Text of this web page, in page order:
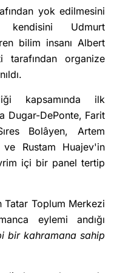
yok edilmesini
kendisini Udmurt
bilim insanı Albert
tarafından organize
kapsamında ilk
Dugar-DePonte, Farit
Bolâyen, Artem
ve Rustam Huajev'in
içi bir panel tertip
Tatar Toplum Merkezi
eylemi andığı
bir kahramana sahip